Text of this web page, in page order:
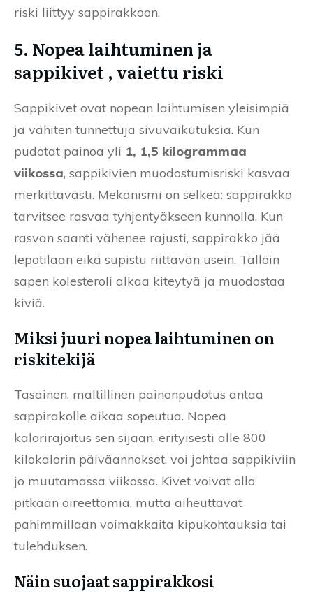
riski liittyy sappirakkoon.
5. Nopea laihtuminen ja
sappikivet , vaiettu riski
Sappikivet ovat nopean laihtumisen yleisimpiä
ja vähiten tunnettuja sivuvaikutuksia. Kun
pudotat painoa yli 1, 1,5 kilogrammaa
viikossa, sappikivien muodostumisriski kasvaa
merkittävästi. Mekanismi on selkeä: sappirakko
tarvitsee rasvaa tyhjentyäkseen kunnolla. Kun
rasvan saanti vähenee rajusti, sappirakko jää
lepotilaan eikä supistu riittävän usein. Tällöin
sapen kolesteroli alkaa kiteytyä ja muodostaa
kiviä.
Miksi juuri nopea laihtuminen on
riskitekijä
Tasainen, maltillinen painonpudotus antaa
sappirakolle aikaa sopeutua. Nopea
kalorirajoitus sen sijaan, erityisesti alle 800
kilokalorin päiväannokset, voi johtaa sappikiviin
jo muutamassa viikossa. Kivet voivat olla
pitkään oireettomia, mutta aiheuttavat
pahimmillaan voimakkaita kipukohtauksia tai
tulehduksen.
Näin suojaat sappirakkosi